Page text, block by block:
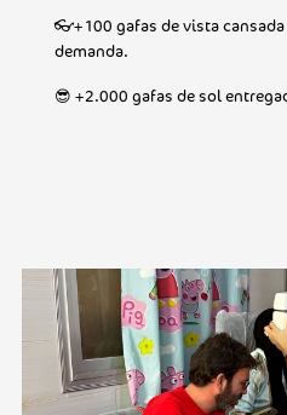
👓+100 gafas de vista
demanda.
😎 +2.000 gafas de sol